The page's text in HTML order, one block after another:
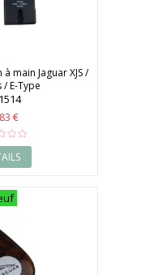
main Jaguar XJS /
/ E-Type
€